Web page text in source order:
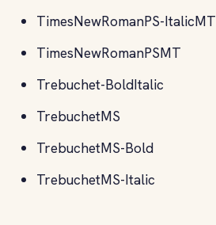
TimesNewRomanPS-ItalicMT
TimesNewRomanPSMT
Trebuchet-BoldItalic
TrebuchetMS
TrebuchetMS-Bold
TrebuchetMS-Italic